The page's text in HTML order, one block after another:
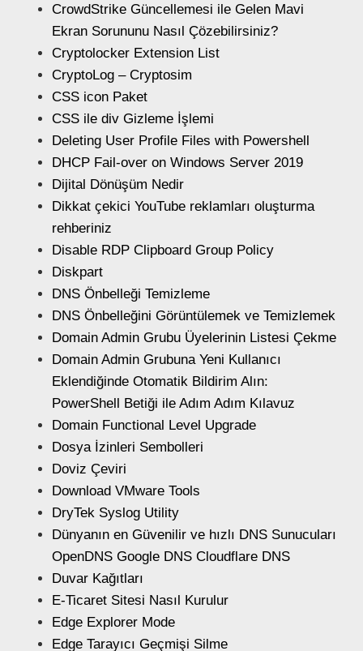
CrowdStrike Güncellemesi ile Gelen Mavi
Ekran Sorununu Nasıl Çözebilirsiniz?
Cryptolocker Extension List
CryptoLog – Cryptosim
CSS icon Paket
CSS ile div Gizleme İşlemi
Deleting User Profile Files with Powershell
DHCP Fail-over on Windows Server 2019
Dijital Dönüşüm Nedir
Dikkat çekici YouTube reklamları oluşturma
rehberiniz
Disable RDP Clipboard Group Policy
Diskpart
DNS Önbelleği Temizleme
DNS Önbelleğini Görüntülemek ve Temizlemek
Domain Admin Grubu Üyelerinin Listesi Çekme
Domain Admin Grubuna Yeni Kullanıcı
Eklendiğinde Otomatik Bildirim Alın:
PowerShell Betiği ile Adım Adım Kılavuz
Domain Functional Level Upgrade
Dosya İzinleri Sembolleri
Doviz Çeviri
Download VMware Tools
DryTek Syslog Utility
Dünyanın en Güvenilir ve hızlı DNS Sunucuları
OpenDNS Google DNS Cloudflare DNS
Duvar Kağıtları
E-Ticaret Sitesi Nasıl Kurulur
Edge Explorer Mode
Edge Tarayıcı Geçmişi Silme